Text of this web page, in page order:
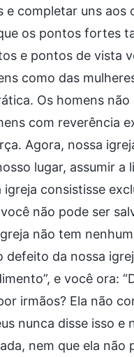
e completar uns
os pontos fortes
e pontos de vista
como das
Os homens
com reverência
Agora, nossa
lugar, assumir a
consistisse
não pode ser
não tem
defeito da nossa
e você ora:
irmãos? Ela não
nunca disse isso
nem que ela